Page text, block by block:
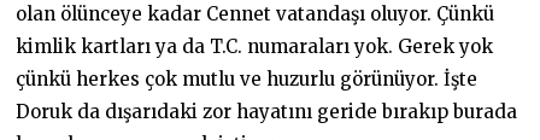
olan ölünceye kadar Cennet vatandaşı oluyor. Çünkü
kimlik kartları ya da T.C. numaraları yok. Gerek yok
çünkü herkes çok mutlu ve huzurlu görünüyor. İşte
Doruk da dışarıdaki zor hayatını geride bırakıp burada